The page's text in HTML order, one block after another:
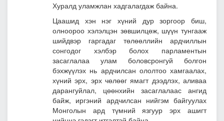
Хуралд уламжлан хадгалагдаж байна.
Цаашид хэн нэг хүний дур зоргоор биш,
олноороо хэлэлцэн зөвшилцөж, шүүн тунгааж
шийдвэр гаргадаг төлөөллийн ардчиллын
сонгодог хэлбэр болох парламентын
засаглалаа улам боловсронгуй болгон
бэхжүүлэх нь ардчилсан ололтоо хамгаалах,
хүний эрх, эрх чөлөөг ямагт дээдлэх, аливаа
дарангуйлал, цөөнхийн засаглалаас ангид
байж, иргэний ардчилсан нийгэм байгуулах
Монголын ард түмний язгуур эрх ашигт